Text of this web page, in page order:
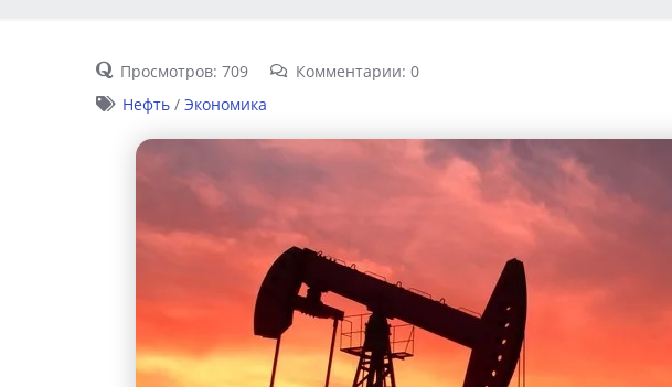
Просмотров: 709 Комментарии: 0
Нефть/ Экономика